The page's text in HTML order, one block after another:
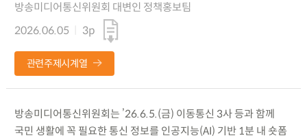
방송미디어통신위원회 대변인 정책홍보팀
2026.06.05
3p
관련주제시계열
방송미디어통신위원회는 ’26.6.5.(금) 이동통신 3사 등과 함께
국민 생활에 꼭 필요한 통신 정보를 인공지능(AI) 기반 1분 내 숏폼